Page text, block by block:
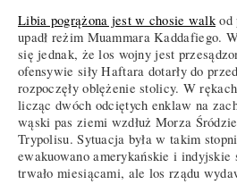
Libia pogrążona jest w chosie walkod
upadł reżim Muammara Kaddafiego.
się jednak, że los wojny jest
ofensywie siły Haftara dotarły do
rozpoczęły oblężenie stolicy. W
licząc dwóch odciętych enklaw na
wąski pas ziemi wzdłuż Morza
Trypolisu. Sytuacja była w takim
ewakuowano amerykańskie i indyjskie
trwało miesiącami, ale los rządu